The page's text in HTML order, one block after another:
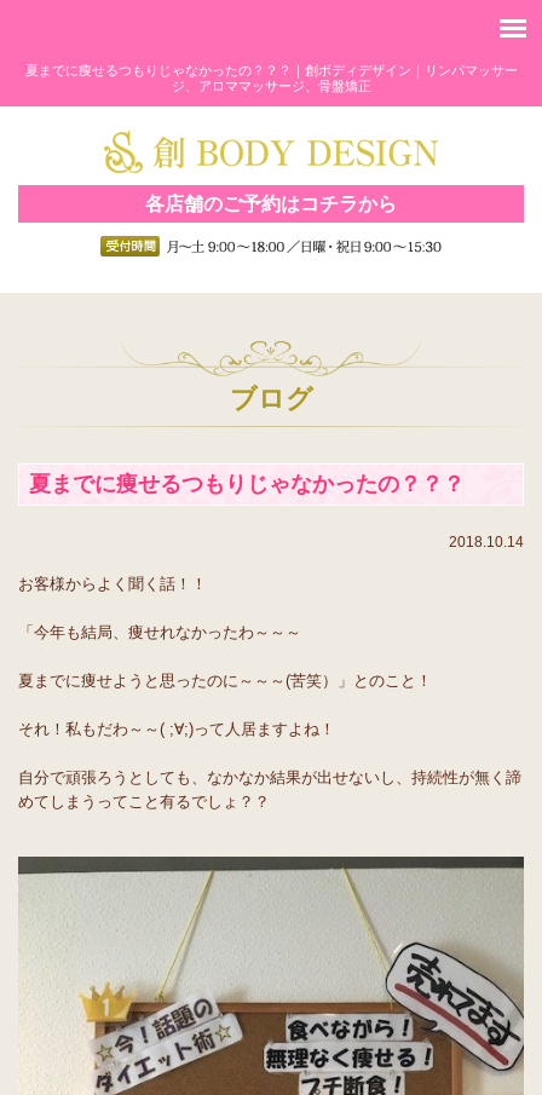
夏までに痩せるつもりじゃなかったの？？？｜創ボディデザイン｜リンパマッサー
ジ、アロママッサージ、骨盤矯正
各店舗のご予約はコチラから
ブログ
夏までに痩せるつもりじゃなかったの？？？
2018.10.14
お客様からよく聞く話！！
「今年も結局、痩せれなかったわ～～～
夏までに痩せようと思ったのに～～～(苦笑）」とのこと！
それ！私もだわ～～( ;∀;)って人居ますよね！
自分で頑張ろうとしても、なかなか結果が出せないし、持続性が無く諦
めてしまうってこと有るでしょ？？